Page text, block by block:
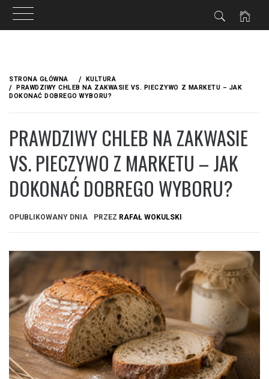
treściSTRONA GŁÓWNA
KULTURA
PRAWDZIWY CHLEB NA ZAKWASIE VS. PIECZYWO Z MARKETU – JAK
DOKONAĆ DOBREGO WYBORU?
PRAWDZIWY CHLEB NA ZAKWASIE
VS. PIECZYWO Z MARKETU – JAK
DOKONAĆ DOBREGO WYBORU?
OPUBLIKOWANY DNIA PRZEZ RAFAŁ WOKULSKI